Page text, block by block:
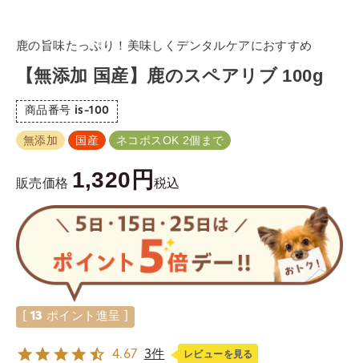
鹿の旨味たっぷり！美味しくデンタルケアにおすすめ
【無添加 国産】鹿のスペアリブ 100g
商品番号 is-100
無添加 国産 ネコポスOK 2個まで
販売価格 1,320 税込
13 ポイント進呈 ]
4.67 3件 レビューを見る